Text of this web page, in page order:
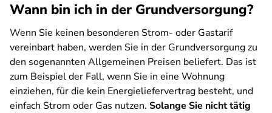
Wann bin ich in der Grundversorgung?
Wenn Sie keinen besonderen Strom- oder Gastarif
vereinbart haben, werden Sie in der Grundversorgung zu
den sogenannten Allgemeinen Preisen beliefert. Das ist
zum Beispiel der Fall, wenn Sie in eine Wohnung
einziehen, für die kein Energieliefervertrag besteht, und
einfach Strom oder Gas nutzen. Solange Sie nicht tätig